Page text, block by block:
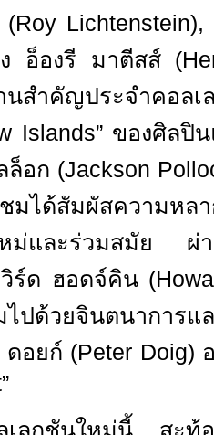
(Roy
อ็องรี มาตีสส์ (
านสำคัญประจำคอ
Islands” ของศิลปิ
ล็อก (Jackson
มได้สัมผัสความหล
ม่และร่วมสมัย ผ่า
วิร์ด ฮอดจ์คิน (
ไปด้วยจินตนาการแ
ดอยก์ (Peter Doig)
เลกชันใหม่นี้ สะท้